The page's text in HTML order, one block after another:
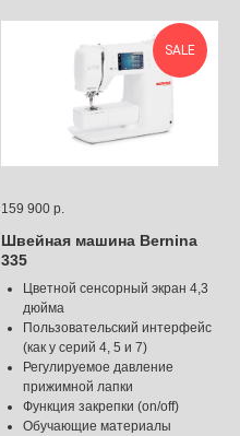
SALE
159 900 р.
Швейная машина Bernina
335
Цветной сенсорный экран 4,3
дюйма
Пользовательский интерфейс
(как у серий 4, 5 и 7)
Регулируемое давление
прижимной лапки
Функция закрепки (on/off)
Обучающие материалы